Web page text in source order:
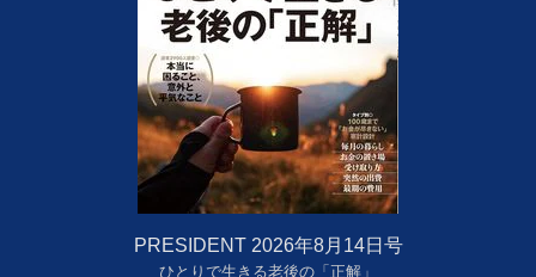
PRESIDENT 2026年8月14日号
ひとりで生きる老後の「正解」